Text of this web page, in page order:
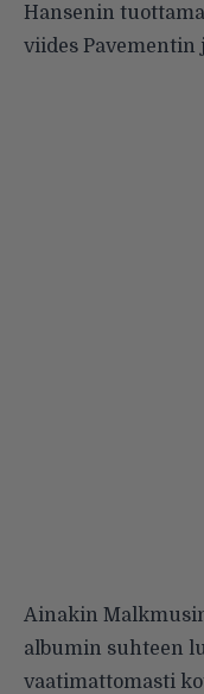
Hansenin
viides Pavementin
Ainakin
albumin suhteen
vaatimattomasti